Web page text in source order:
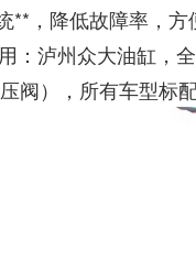
**，降低故障率，
：泸州众大油缸，
阀），所有车型标